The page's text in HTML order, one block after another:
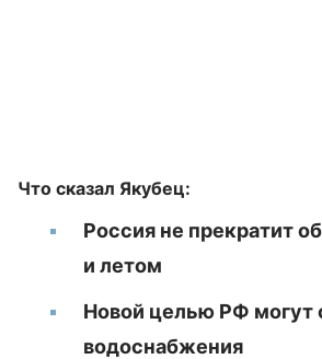
Что сказал Якубец:
Россия не прекратит
и летом
Новой целью РФ могут
водоснабжения